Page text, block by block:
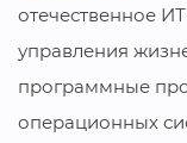
отечественное
управления
программные
операционных